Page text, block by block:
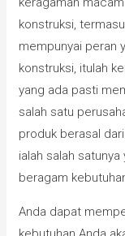
konstruksi,
mempunyai peran
konstruksi, itulah
yang ada pasti
salah satu
produk berasal dari
ialah salah
beragam
Anda dapat